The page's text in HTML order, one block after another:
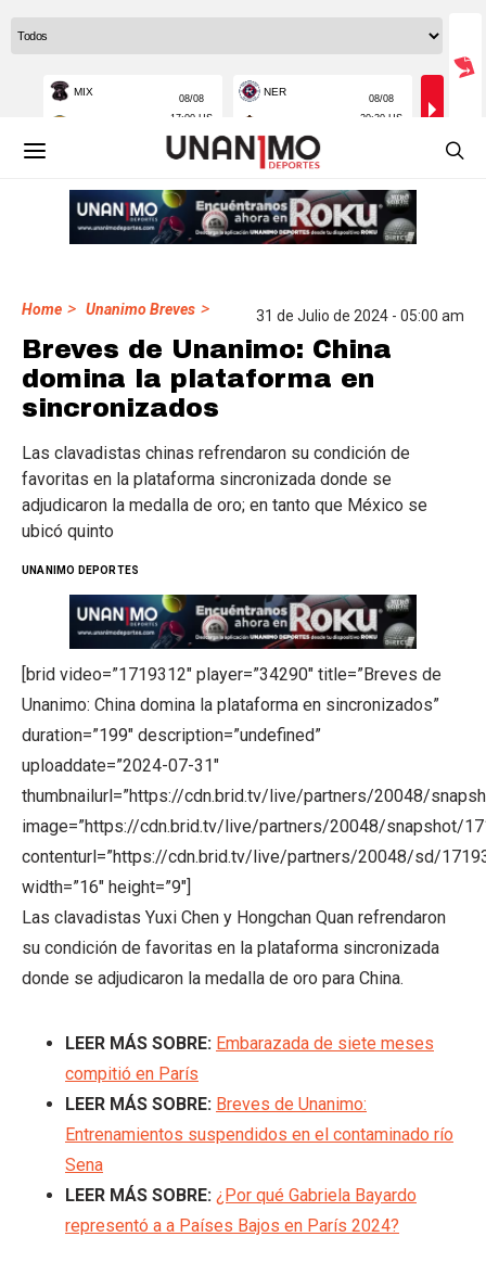
Home > Unanimo Breves > 31 de Julio de 2024 - 05:00 am
Breves de Unanimo: China
domina la plataforma en
sincronizados
Las clavadistas chinas refrendaron su condición de
favoritas en la plataforma sincronizada donde se
adjudicaron la medalla de oro; en tanto que México se
ubicó quinto
UNANIMO DEPORTES
[brid video=”1719312″ player=”34290″ title=”Breves de
Unanimo: China domina la plataforma en sincronizados”
duration=”199″ description=”undefined”
uploaddate=”2024-07-31″
thumbnailurl=”https://cdn.brid.tv/live/partners/20048/
image=”https://cdn.brid.tv/live/partners/20048/snapshot/
contenturl=”https://cdn.brid.tv/live/partners/20048/sd/
width=”16″ height=”9″]
Las clavadistas Yuxi Chen y Hongchan Quan refrendaron
su condición de favoritas en la plataforma sincronizada
donde se adjudicaron la medalla de oro para China.
LEER MÁS SOBRE: Embarazada de siete meses
compitió en París
LEER MÁS SOBRE: Breves de Unanimo:
Entrenamientos suspendidos en el contaminado río
Sena
LEER MÁS SOBRE: ¿Por qué Gabriela Bayardo
representó a a Países Bajos en París 2024?